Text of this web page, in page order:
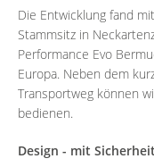
Die Entwicklung fand
Stammsitz in
Performance Evo
Europa. Neben dem
Transportweg können
bedienen.
Design - mit